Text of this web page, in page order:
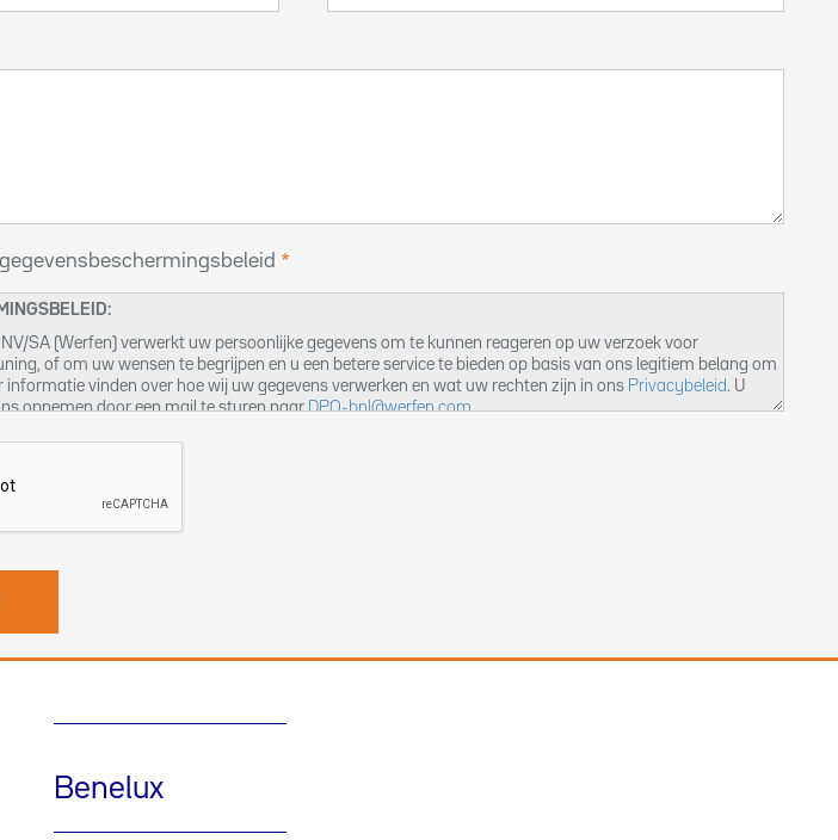
SA (Werfen) verwerkt uw persoonlijke gegevens om te kunnen reageren op uw verzoek voor
of om uw wensen te begrijpen en u een betere service te bieden op basis van ons legitiem belang om
informatie vinden over hoe wij uw gegevens verwerken en wat uw rechten zijn in ons Privacybeleid . U
opnemen door een mail te sturen naarDPO-bnl@werfen.com.
Benelux